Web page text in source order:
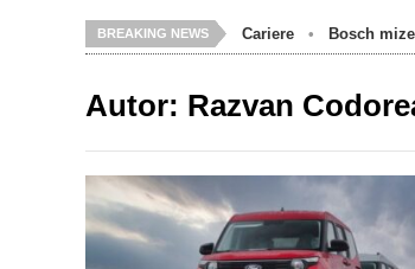
BREAKING NEWS Cariere • Bosch
Autor: Razvan